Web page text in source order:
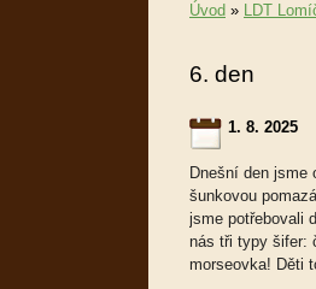
Úvod » LDT
6. den
1. 8. 2025
Dnešní den jsme
šunkovou
jsme potřebovali
nás tři typy šifer:
morseovka! Děti